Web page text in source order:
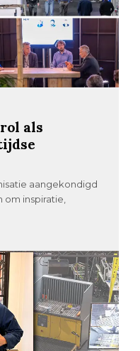
als
aangekondigd
inspiratie,